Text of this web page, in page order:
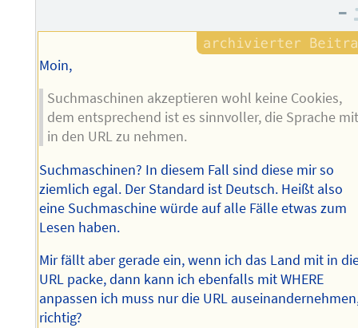
–
Moin,
Suchmaschinen akzeptieren wohl keine Cookies,
dem entsprechend ist es sinnvoller, die Sprache
in den URL zu nehmen.
Suchmaschinen? In diesem Fall sind diese mir so
ziemlich egal. Der Standard ist Deutsch. Heißt also
eine Suchmaschine würde auf alle Fälle etwas zum
Lesen haben.
Mir fällt aber gerade ein, wenn ich das Land mit in
URL packe, dann kann ich ebenfalls mit WHERE
anpassen ich muss nur die URL
richtig?